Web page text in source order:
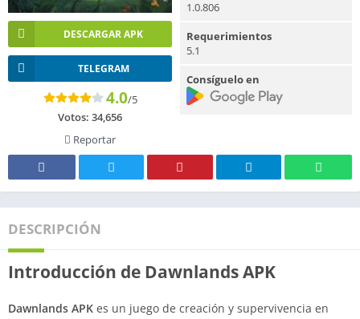
DESCARGAR APK
TELEGRAM
4.0/5
Votos: 34,656
Reportar
1.0.806
Requerimientos
5.1
Consíguelo en
DESCRIPCIÓN
Introducción de Dawnlands APK
Dawnlands APK es un juego de creación y supervivencia en